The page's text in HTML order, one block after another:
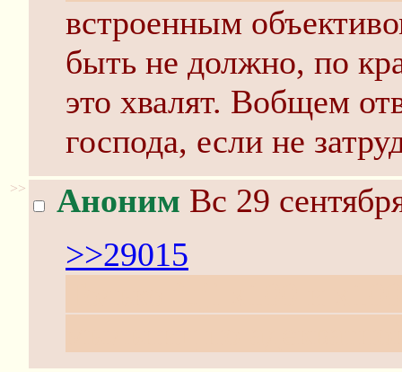
встроенным
быть не должно, по
это хвалят. Вобщем
господа, если не
>> Аноним Вс 29
>>29015